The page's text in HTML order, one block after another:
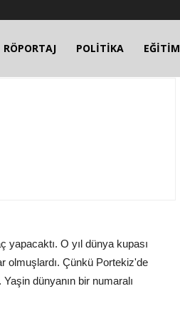
RÖPORTAJ POLİTİKA EĞİTİM
yapacaktı. O yıl dünya kupası
olmuşlardı. Çünkü Portekiz'de
dünyanın bir numaralı